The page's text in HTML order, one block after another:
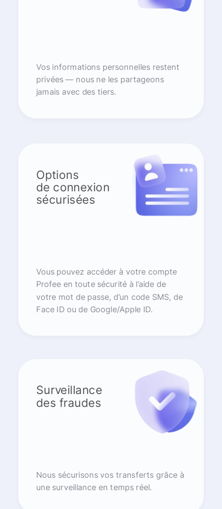
Vos informations personnelles restent
privées — nous ne les partageons
jamais avec des tiers.
Options
de connexion
sécurisées
Vous pouvez accéder à votre compte
Profee en toute sécurité à l’aide de
votre mot de passe, d’un code SMS, de
Face ID ou de Google/Apple ID.
Surveillance
des fraudes
Nous sécurisons vos transferts grâce à
une surveillance en temps réel.